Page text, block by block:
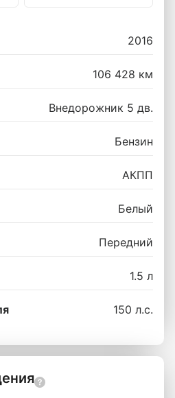
2016
106 428 км
Внедорожник 5 дв.
Бензин
АКПП
Белый
Передний
1.5 л
150 л.с.